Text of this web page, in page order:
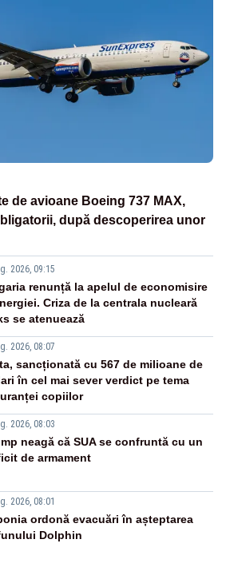
de avioane Boeing 737 MAX,
după descoperirea unor
2026, 09:15
renunță la apelul de economisire
Criza de la centrala nucleară
se atenuează
2026, 08:07
sancționată cu 567 de milioane de
în cel mai sever verdict pe tema
copiilor
2026, 08:03
neagă că SUA se confruntă cu un
de armament
2026, 08:01
ordonă evacuări în așteptarea
Dolphin